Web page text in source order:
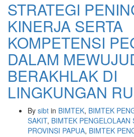
STRATEGI
KINERJA SERTA
KOMPETENSI
DALAM
BERAKHLAK DI
LINGKUNGAN
By sibt in BIMTEK, BIMTEK
SAKIT, BIMTEK
PROVINSI PAPUA, BIMTEK